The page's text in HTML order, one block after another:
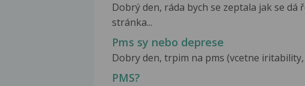
Dobrý den, ráda bych se zeptala jak se dá
stránka...
Pms sy nebo deprese
Dobry den, trpim na pms (vcetne iritability,
PMS?